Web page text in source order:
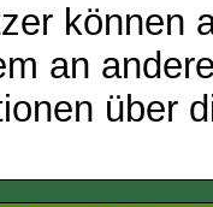
können
an
über